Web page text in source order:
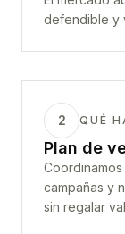
defendible y
2 QUÉ
Plan de
campañas y
sin regalar